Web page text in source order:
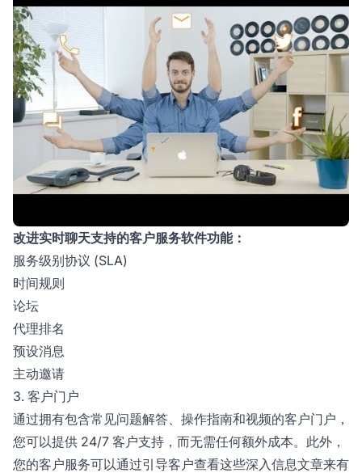
改进实时聊天支持的客户服务软件功能：
服务级别协议 (SLA)
时间规则
论坛
代理排名
预设消息
主动邀请
3. 客户门户
通过拥有包含常见问题解答、操作指南和视频的客户门户，
您可以提供 24/7 客户支持，而无需任何额外成本。此外，
您的客户服务可以通过引导客户查看这些深入信息文章来有